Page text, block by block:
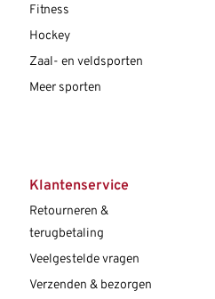
Fitness
Hockey
Zaal- en veldsporten
Meer sporten
Klantenservice
Retourneren &
terugbetaling
Veelgestelde vragen
Verzenden & bezorgen